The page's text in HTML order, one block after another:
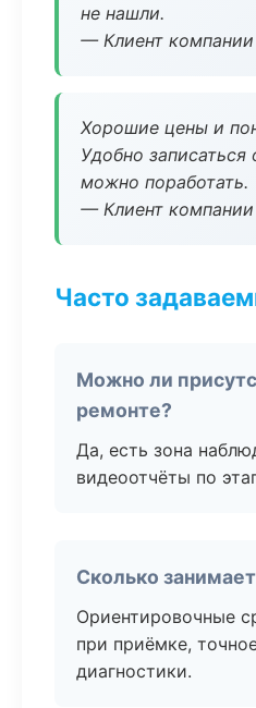
не нашли.
— Клиент компании
Хорошие цены и
Удобно записаться
можно поработать.
— Клиент компании
Часто
Можно ли
ремонте?
Да, есть зона
видеоотчёты по
Сколько
Ориентировочные
при приёмке,
диагностики.